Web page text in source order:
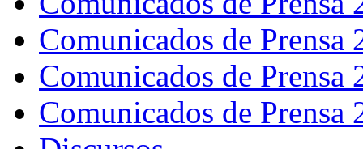
Comunicados de Prensa
Comunicados de Prensa
Comunicados de Prensa